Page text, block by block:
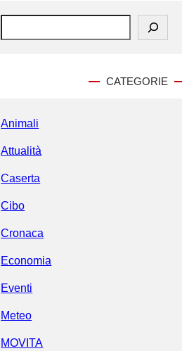
S
CATEGORIE
Animali
Attualità
Caserta
Cibo
Cronaca
Economia
Eventi
Meteo
MOVITA